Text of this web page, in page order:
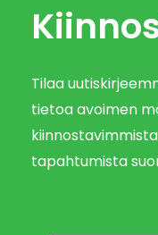
Tilaa
tietoa avoimen
tapahtumista